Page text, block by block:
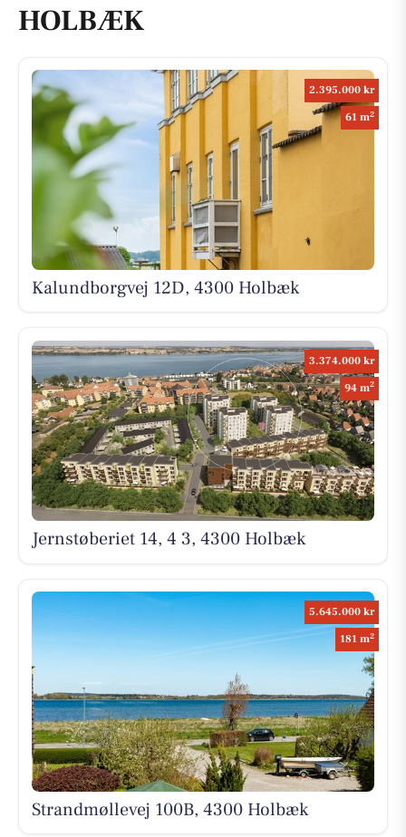
HOLBÆK
2.395.000 kr
61 m2
Kalundborgvej 12D, 4300 Holbæk
3.374.000 kr
94 m2
Jernstøberiet 14, 4 3, 4300 Holbæk
5.645.000 kr
181 m2
Strandmøllevej 100B, 4300 Holbæk